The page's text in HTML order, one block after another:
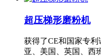
超压梯形磨粉机
获得了CE和国家专
亚、美国、英国、西